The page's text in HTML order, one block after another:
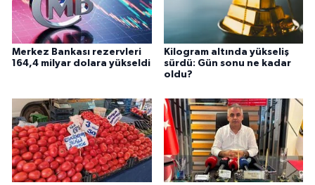
Merkez Bankası rezervleri
164,4 milyar dolara yükseldi
Kilogram altında yükseliş
sürdü: Gün sonu ne kadar
oldu?